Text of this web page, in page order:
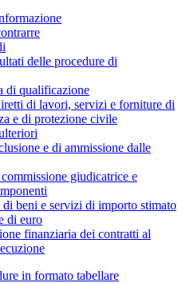
delle procedure di
di qualificazione
di lavori, servizi e forniture di
e di protezione civile
e di ammissione dalle
giudicatrice e
beni e servizi di importo stimato
di euro
finanziaria dei contratti al
in formato tabellare